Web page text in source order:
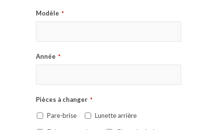
Modèle *
Année *
Pièces à changer *
Pare-brise Lunette arrière